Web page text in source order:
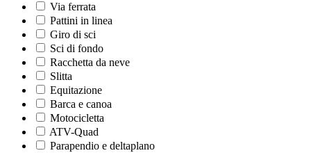
Via ferrata
Pattini in linea
Giro di sci
Sci di fondo
Racchetta da neve
Slitta
Equitazione
Barca e canoa
Motocicletta
ATV-Quad
Parapendio e deltaplano